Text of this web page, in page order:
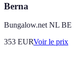
Berna
Bungalow.net NL BE
353 EURVoir le prix